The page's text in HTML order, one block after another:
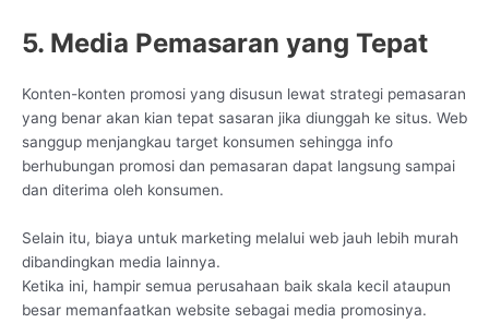
5. Media Pemasaran yang Tepat
Konten-konten promosi yang disusun lewat strategi pemasaran
yang benar akan kian tepat sasaran jika diunggah ke situs. Web
sanggup menjangkau target konsumen sehingga info
berhubungan promosi dan pemasaran dapat langsung sampai
dan diterima oleh konsumen.
Selain itu, biaya untuk marketing melalui web jauh lebih murah
dibandingkan media lainnya.
Ketika ini, hampir semua perusahaan baik skala kecil ataupun
besar memanfaatkan website sebagai media promosinya.